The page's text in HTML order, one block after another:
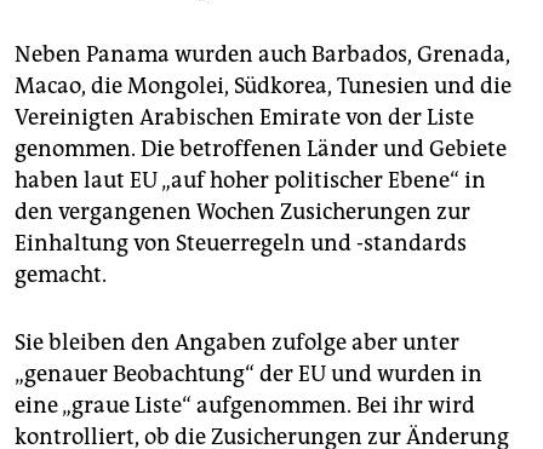
epaper login
Neben Panama wurden auch Barbados, Grenada,
Macao, die Mongolei, Südkorea, Tunesien und die
Vereinigten Arabischen Emirate von der Liste
genommen. Die betroffenen Länder und Gebiete
haben laut EU „auf hoher politischer Ebene“ in
den vergangenen Wochen Zusicherungen zur
Einhaltung von Steuerregeln und -standards
gemacht.
Sie bleiben den Angaben zufolge aber unter
„genauer Beobachtung“ der EU und wurden in
eine „graue Liste“ aufgenommen. Bei ihr wird
kontrolliert, ob die Zusicherungen zur Änderung